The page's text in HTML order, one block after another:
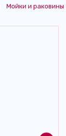
Мойки и раковины